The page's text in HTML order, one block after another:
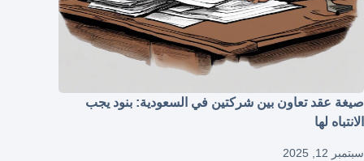
صيغة عقد تعاون بين شركتين في السعودية: بنود يجب
الانتباه لها
سبتمبر 12, 2025